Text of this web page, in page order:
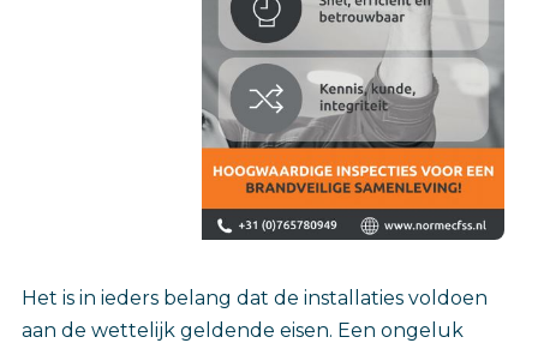
Het is in ieders belang dat de installaties voldoen
aan de wettelijk geldende eisen. Een ongeluk